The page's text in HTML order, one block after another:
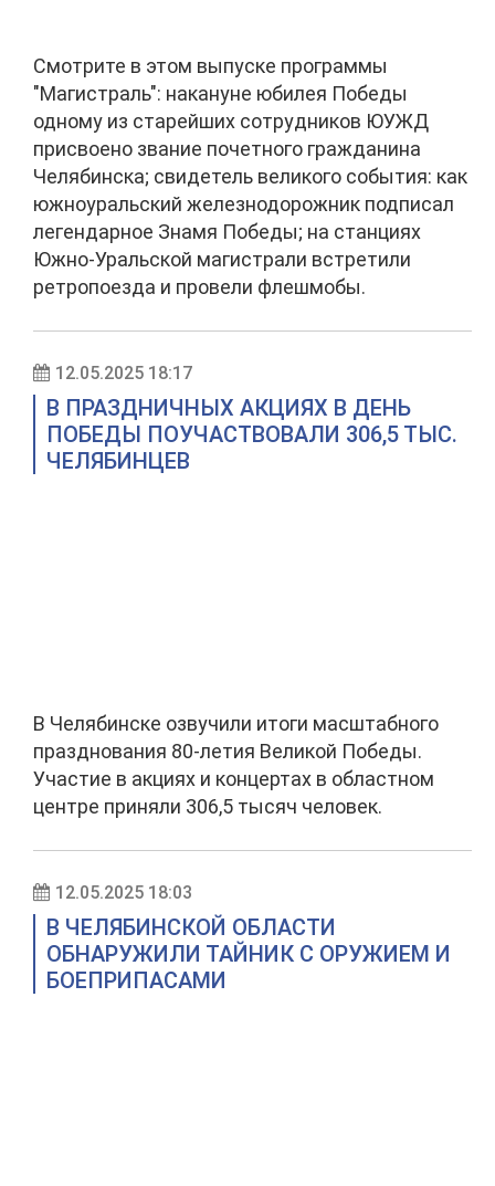
Смотрите в этом выпуске программы
"Магистраль": накануне юбилея Победы
одному из старейших сотрудников ЮУЖД
присвоено звание почетного гражданина
Челябинска; свидетель великого события: как
южноуральский железнодорожник подписал
легендарное Знамя Победы; на станциях
Южно-Уральской магистрали встретили
ретропоезда и провели флешмобы.
12.05.2025 18:17
В ПРАЗДНИЧНЫХ АКЦИЯХ В ДЕНЬ
ПОБЕДЫ ПОУЧАСТВОВАЛИ 306,5 ТЫС.
ЧЕЛЯБИНЦЕВ
В Челябинске озвучили итоги масштабного
празднования 80-летия Великой Победы.
Участие в акциях и концертах в областном
центре приняли 306,5 тысяч человек.
12.05.2025 18:03
В ЧЕЛЯБИНСКОЙ ОБЛАСТИ
ОБНАРУЖИЛИ ТАЙНИК С ОРУЖИЕМ И
БОЕПРИПАСАМИ